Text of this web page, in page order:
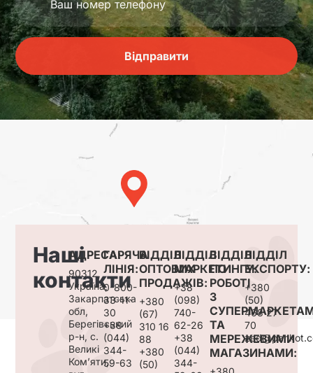
Наші
контакти
АДРЕСА:
90312,
Україна,
Закарпатська
обл,
Берегівський
р-н, с.
Великі
Ком’яти,
ГАРЯЧА
ЛІНІЯ:
0-800-
33-11-
30
+38
(044)
344-
59-63
ВІДДІЛ
ОПТОВИХ
ПРОДАЖІВ:
+380
(67)
310 16
88
+380
(50)
ВІДДІЛ
МАРКЕТИНГУ:
+38
(098)
740-
62-26
+38
(044)
344-
ВІДДІЛ
ПО
РОБОТІ
З
ТА
МЕРЕЖЕВИМИ
МАГАЗИНАМИ:
ВІДДІЛ
ЕКСПОРТУ:
+380
(50)
468 27
70